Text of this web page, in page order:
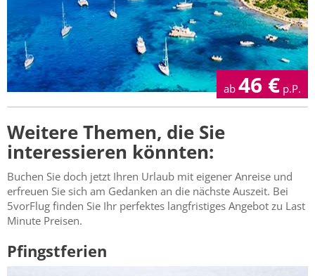
ab 46 € p.P.
Weitere Themen, die Sie
interessieren könnten:
Buchen Sie doch jetzt Ihren Urlaub mit eigener Anreise und
erfreuen Sie sich am Gedanken an die nächste Auszeit. Bei
5vorFlug finden Sie Ihr perfektes langfristiges Angebot zu Last
Minute Preisen.
Pfingstferien